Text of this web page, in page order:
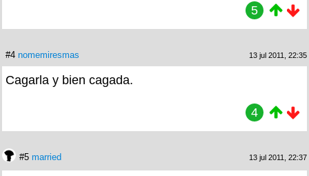
5
#4 nomemiresmas 13 jul 2011, 22:35
Cagarla y bien cagada.
4
#5 married 13 jul 2011, 22:37